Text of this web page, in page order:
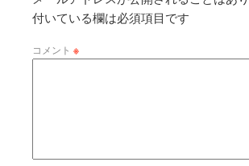
付いている欄は必須項目です
コメント ※